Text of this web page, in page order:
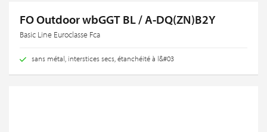
FO Outdoor wbGGT BL / A-DQ(ZN)B2Y
Basic Line Euroclasse Fca
sans métal, interstices secs, étanchéité à l&#03